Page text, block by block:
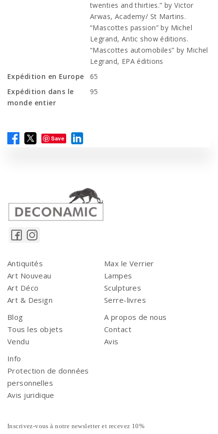
twenties and thirties.” by Victor
Arwas, Academy/ St Martins.
“Mascottes passion” by Michel
Legrand, Antic show éditions.
“Mascottes automobiles” by Michel
Legrand, EPA éditions
Expédition en Europe
65
Expédition dans le
monde entier
95
Save
Antiquités
Art Nouveau
Art Déco
Art & Design
Max le Verrier
Lampes
Sculptures
Serre-livres
Blog
Tous les objets
Vendu
A propos de nous
Contact
Avis
Info
Protection de données
personnelles
Avis juridique
Inscrivez-vous à notre newsletter et recevez 10%